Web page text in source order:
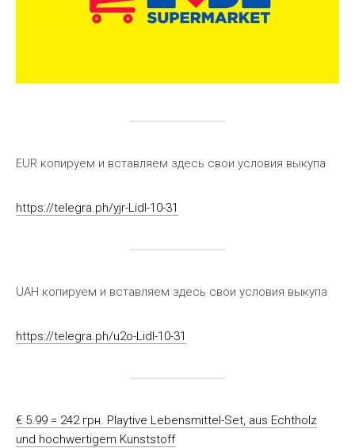
EUR копируем и вставляем здесь свои условия выкупа
https://telegra.ph/yjr-Lidl-10-31
UAH копируем и вставляем здесь свои условия выкупа
https://telegra.ph/u2o-Lidl-10-31
€ 5.99 = 242 грн. Playtive Lebensmittel-Set, aus Echtholz
und hochwertigem Kunststoff